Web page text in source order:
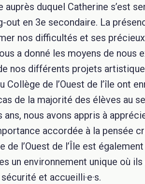
duquel Catherine s’est
en 3e secondaire. La
nos difficultés et ses
a donné les moyens de nous
nos différents projets
Collège de l’Ouest de l’île ont
de la majorité des élèves au
ans, nous avons appris à
accordée à la pensée
de l’Ouest de l’Île est
un environnement unique où
sécurité et accueilli·e·s.